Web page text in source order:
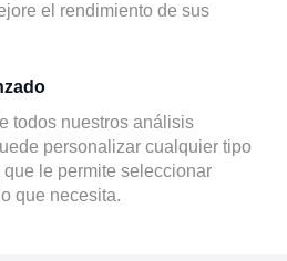
el rendimiento de sus
todos nuestros análisis
personalizar cualquier tipo
le permite seleccionar
que necesita.